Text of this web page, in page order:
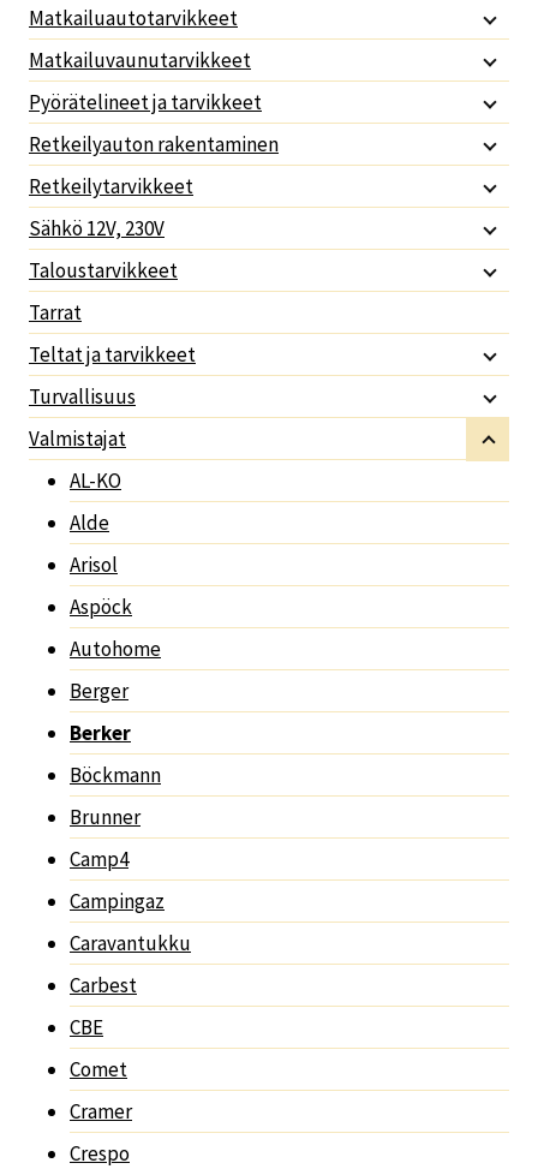
Matkailuautotarvikkeet
Matkailuvaunutarvikkeet
Pyörätelineet ja tarvikkeet
Retkeilyauton rakentaminen
Retkeilytarvikkeet
Sähkö 12V, 230V
Taloustarvikkeet
Tarrat
Teltat ja tarvikkeet
Turvallisuus
Valmistajat
AL-KO
Alde
Arisol
Aspöck
Autohome
Berger
Berker
Böckmann
Brunner
Camp4
Campingaz
Caravantukku
Carbest
CBE
Comet
Cramer
Crespo